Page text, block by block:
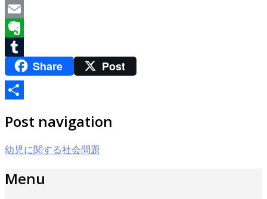
Line
Email
Evernote
TumblrShare Post
有
Post navigation
幼児に関する社会問題
Menu